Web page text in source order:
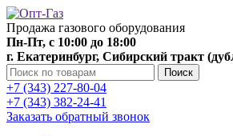
Продажа газового оборудования
Пн-Пт, с 10:00 до 18:00
г. Екатеринбург, Сибирский тракт
Поиск
+7 (343) 227-80-04
+7 (343) 382-24-41
Заказать обратный звонок